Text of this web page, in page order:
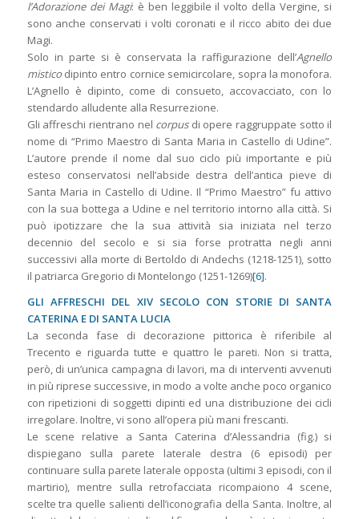
l’Adorazione dei Magi: è ben leggibile il volto della Vergine, si
sono anche conservati i volti coronati e il ricco abito dei due
Magi.
Solo in parte si è conservata la raffigurazione dell’Agnello
misticodipinto entro cornice semicircolare, sopra la monofora.
L’Agnello è dipinto, come di consueto, accovacciato, con lo
stendardo alludente alla Resurrezione.
Gli affreschi rientrano nel corpusdi opere raggruppate sotto il
nome di “Primo Maestro di Santa Maria in Castello di Udine”.
L’autore prende il nome dal suo ciclo più importante e più
esteso conservatosi nell’abside destra dell’antica pieve di
Santa Maria in Castello di Udine. Il “Primo Maestro” fu attivo
con la sua bottega a Udine e nel territorio intorno alla città. Si
può ipotizzare che la sua attività sia iniziata nel terzo
decennio del secolo e si sia forse protratta negli anni
successivi alla morte di Bertoldo di Andechs (1218-1251), sotto
il patriarca Gregorio di Montelongo (1251-1269)[6].
GLI AFFRESCHI DEL XIV SECOLO CON STORIE DI SANTA
CATERINA E DI SANTA LUCIA
La seconda fase di decorazione pittorica è riferibile al
Trecento e riguarda tutte e quattro le pareti. Non si tratta,
però, di un’unica campagna di lavori, ma di interventi avvenuti
in più riprese successive, in modo a volte anche poco organico
con ripetizioni di soggetti dipinti ed una distribuzione dei cicli
irregolare. Inoltre, vi sono all’opera più mani frescanti.
Le scene relative a Santa Caterina d’Alessandria (fig.) si
dispiegano sulla parete laterale destra (6 episodi) per
continuare sulla parete laterale opposta (ultimi 3 episodi, con il
martirio), mentre sulla retrofacciata ricompaiono 4 scene,
scelte tra quelle salienti dell’iconografia della Santa. Inoltre, al